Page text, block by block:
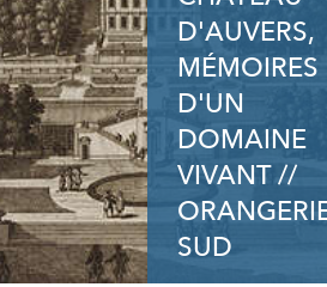
D'AUVERS,
MÉMOIRES
D'UN
DOMAINE
VIVANT //
SUD